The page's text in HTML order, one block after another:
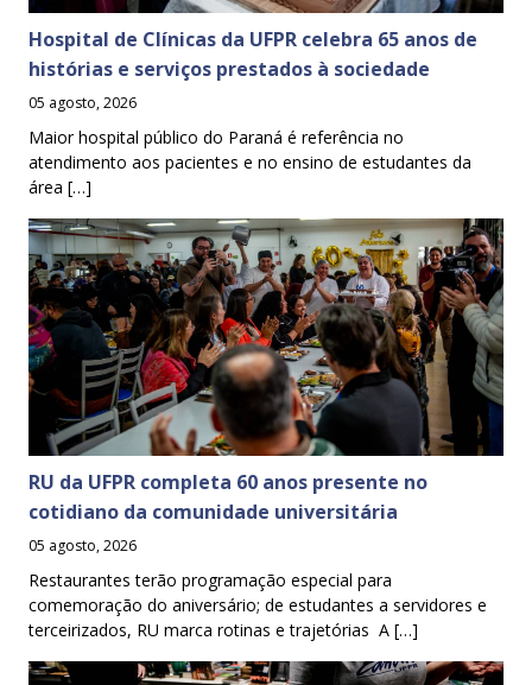
Hospital de Clínicas da UFPR celebra 65 anos de
histórias e serviços prestados à sociedade
05 agosto, 2026
Maior hospital público do Paraná é referência no
atendimento aos pacientes e no ensino de estudantes da
área […]
RU da UFPR completa 60 anos presente no
cotidiano da comunidade universitária
05 agosto, 2026
Restaurantes terão programação especial para
comemoração do aniversário; de estudantes a servidores e
terceirizados, RU marca rotinas e trajetórias A […]